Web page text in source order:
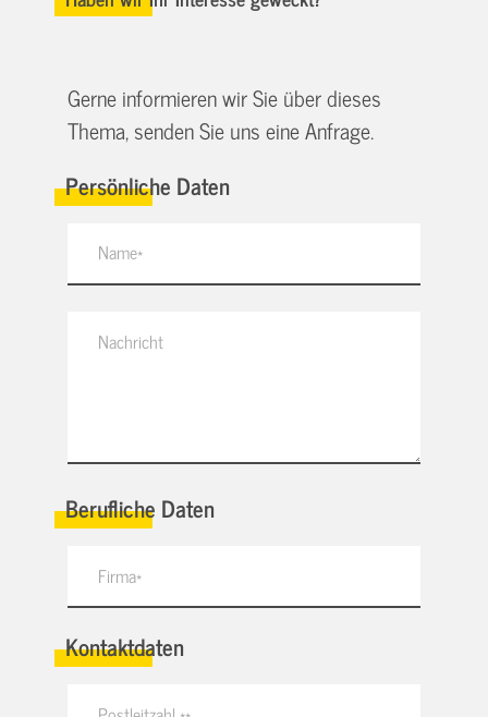
Gerne informieren wir Sie über dieses
Thema, senden Sie uns eine Anfrage.
Persönliche Daten
Berufliche Daten
Kontaktdaten